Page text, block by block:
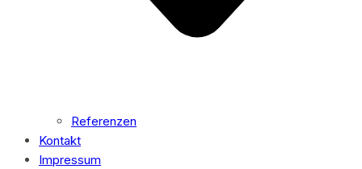
Referenzen
Kontakt
Impressum